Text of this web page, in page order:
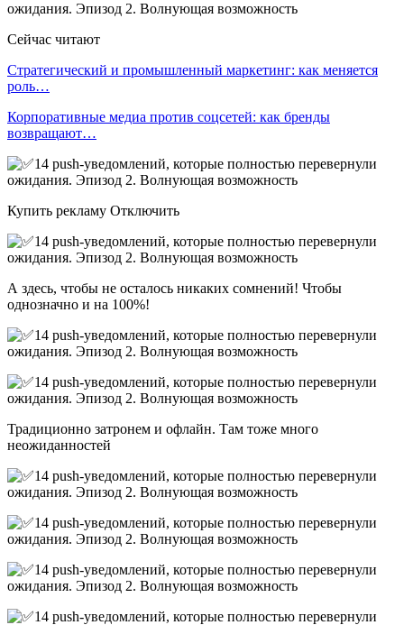
Сейчас читают
Стратегический и промышленный маркетинг: как меняется
роль…
Корпоративные медиа против соцсетей: как бренды
возвращают…
Купить рекламу Отключить
А здесь, чтобы не осталось никаких сомнений! Чтобы
однозначно и на 100%!
Традиционно затронем и офлайн. Там тоже много
неожиданностей